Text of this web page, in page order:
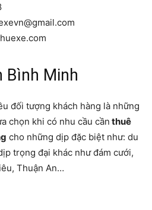
Bình Minh
đối tượng khách hàng là những
chọn khi có nhu cầu cần thuê
cho những dịp đặc biệt như: du
trọng đại khác như đám cưới,
Thuận An…